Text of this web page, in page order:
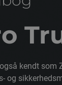
kendt som
og